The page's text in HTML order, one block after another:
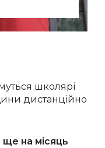
школярі
дистанційно
на місяць